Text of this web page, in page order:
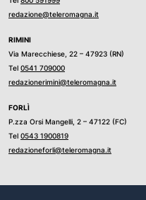
redazione@teleromagna.it
RIMINI
Via Marecchiese, 22 – 47923 (RN)
Tel 0541 709000
redazionerimini@teleromagna.it
FORLÌ
P.zza Orsi Mangelli, 2 – 47122 (FC)
Tel 0543 1900819
redazioneforli@teleromagna.it